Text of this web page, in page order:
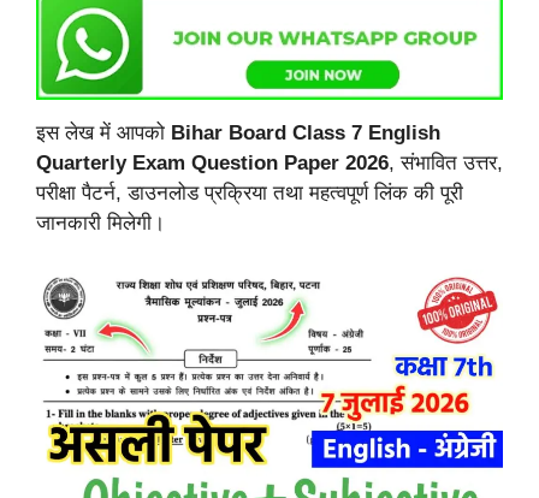
इस लेख में आपको Bihar Board Class 7 English
Quarterly Exam Question Paper 2026, संभावित उत्तर,
परीक्षा पैटर्न, डाउनलोड प्रक्रिया तथा महत्वपूर्ण लिंक की पूरी
जानकारी मिलेगी।